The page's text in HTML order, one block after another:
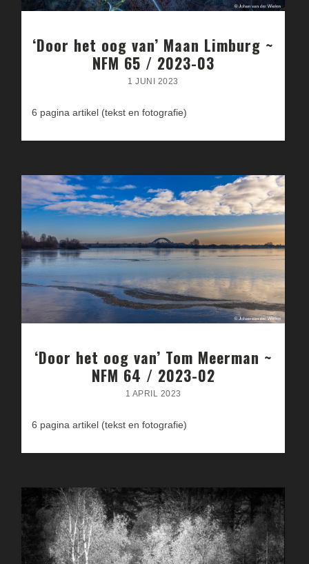
‘Door het oog van’ Maan Limburg ~
NFM 65 / 2023-03
1 JUNI 2023
6 pagina artikel (tekst en fotografie)
‘Door het oog van’ Tom Meerman ~
NFM 64 / 2023-02
1 APRIL 2023
6 pagina artikel (tekst en fotografie)